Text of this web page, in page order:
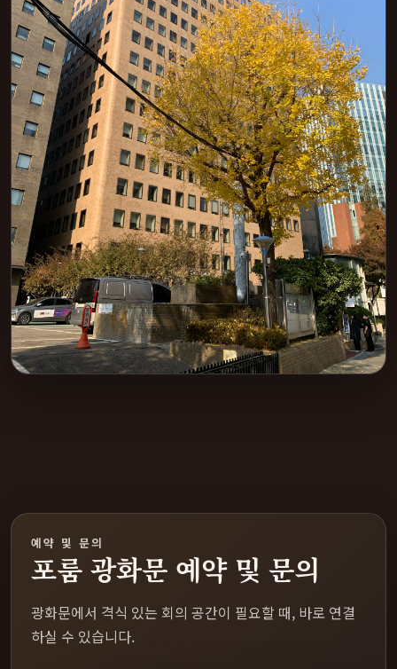
예약 및 문의
포룸 광화문 예약 및 문의
광화문에서 격식 있는 회의 공간이 필요할 때, 바로 연결
하실 수 있습니다.